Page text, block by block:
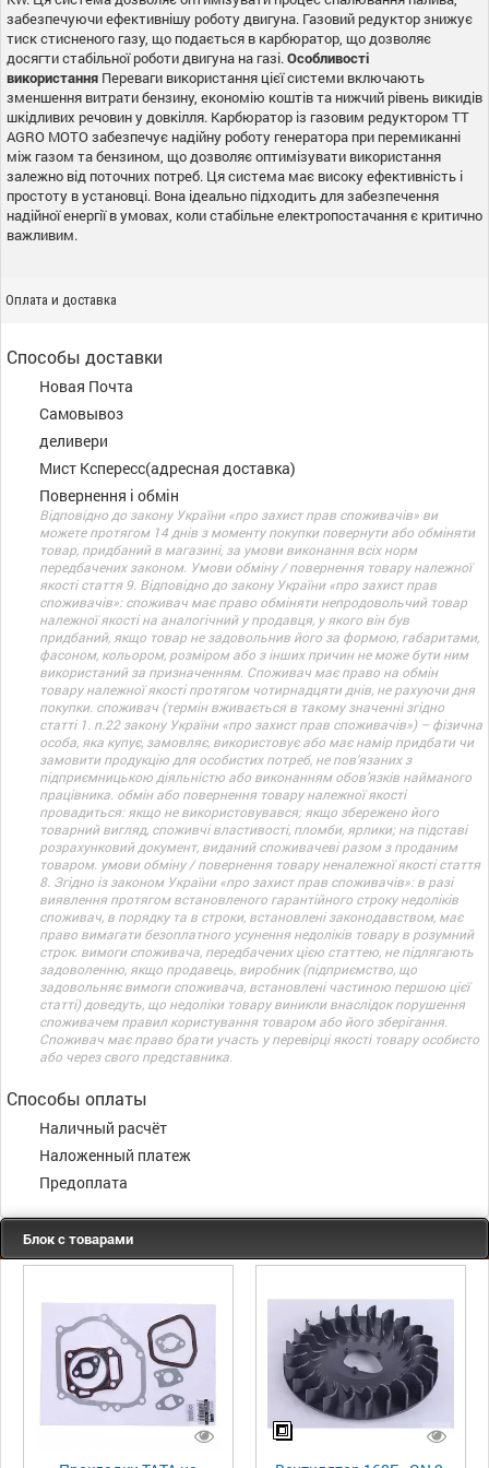
забезпечуючи ефективнішу роботу двигуна. Газовий редуктор знижує
тиск стисненого газу, що подається в карбюратор, що дозволяє
досягти стабільної роботи двигуна на газі. Особливості
використання Переваги використання цієї системи включають
зменшення витрати бензину, економію коштів та нижчий рівень викидів
шкідливих речовин у довкілля. Карбюратор із газовим редуктором TT
AGRO MOTO забезпечує надійну роботу генератора при перемиканні
між газом та бензином, що дозволяє оптимізувати використання
залежно від поточних потреб. Ця система має високу ефективність і
простоту в установці. Вона ідеально підходить для забезпечення
надійної енергії в умовах, коли стабільне електропостачання є критично
важливим.
Оплата и доставка
Способы доставки
Новая Почта
Самовывоз
деливери
Мист Кспересс(адресная доставка)
Повернення і обмін
Відповідно до закону України «про захист прав споживачів» ви
можете протягом 14 днів з моменту покупки повернути або обміняти
товар, придбаний в магазині, за умови виконання всіх норм
передбачених законом. Умови обміну / повернення товару належної
якості стаття 9. Відповідно до закону України «про захист прав
споживачів»: споживач має право обміняти непродовольчий товар
належної якості на аналогічний у продавця, у якого він був
придбаний, якщо товар не задовольнив його за формою, габаритами,
фасоном, кольором, розміром або з інших причин не може бути ним
використаний за призначенням. Споживач має право на обмін
товару належної якості протягом чотирнадцяти днів, не рахуючи дня
покупки. споживач (термін вживається в такому значенні згідно
статті 1. п.22 закону України «про захист прав споживачів») – фізична
особа, яка купує, замовляє, використовує або має намір придбати чи
замовити продукцію для особистих потреб, не пов’язаних з
підприємницькою діяльністю або виконанням обов’язків найманого
працівника. обмін або повернення товару належної якості
провадиться: якщо не використовувався; якщо збережено його
товарний вигляд, споживчі властивості, пломби, ярлики; на підставі
розрахунковий документ, виданий споживачеві разом з проданим
товаром. умови обміну / повернення товару неналежної якості стаття
8. Згідно із законом України «про захист прав споживачів»: в разі
виявлення протягом встановленого гарантійного строку недоліків
споживач, в порядку та в строки, встановлені законодавством, має
право вимагати безоплатного усунення недоліків товару в розумний
строк. вимоги споживача, передбачених цією статтею, не підлягають
задоволенню, якщо продавець, виробник (підприємство, що
задовольняє вимоги споживача, встановлені частиною першою цієї
статті) доведуть, що недоліки товару виникли внаслідок порушення
споживачем правил користування товаром або його зберігання.
Споживач має право брати участь у перевірці якості товару особисто
або через свого представника.
Способы оплаты
Наличный расчёт
Наложенный платеж
Предоплата
Блок с товарами